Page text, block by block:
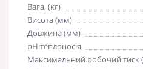
Вага, (кг)
Висота (мм)
Довжина (мм)
pH теплоносія
Максимальний робочий тиск